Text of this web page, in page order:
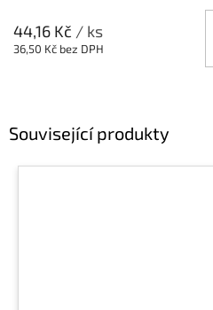
Související produkty
44,16 Kč / ks
36,50 Kč bez DPH